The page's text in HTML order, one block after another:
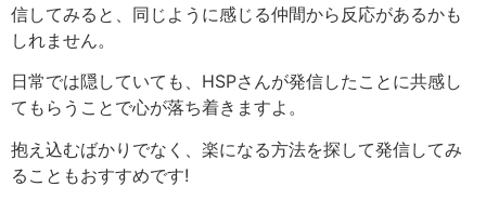
信してみると、同じように感じる仲間から反応があるかも
しれません。
日常では隠していても、HSPさんが発信したことに共感し
てもらうことで心が落ち着きますよ 。
抱え込むばかりでなく、楽になる方法を探して発信してみ
ることもおすすめです!